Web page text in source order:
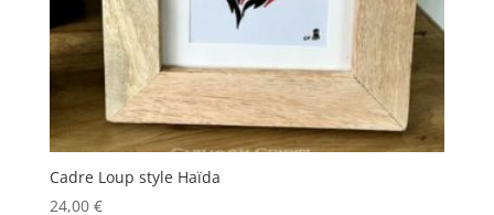
Cadre Loup style Haïda
24,00 €